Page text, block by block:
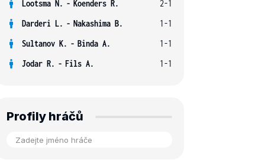
Lootsma N. - Koenders R.
2-1
Darderi L. - Nakashima B.
1-1
Sultanov K. - Binda A.
1-1
Jodar R. - Fils A. 1-1
Profily hráčů